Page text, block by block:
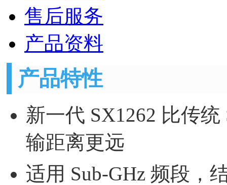
售后服务
产品资料
产品特性
新一代 SX1262 比传
输距离更远
适用 Sub-GHz 频段，